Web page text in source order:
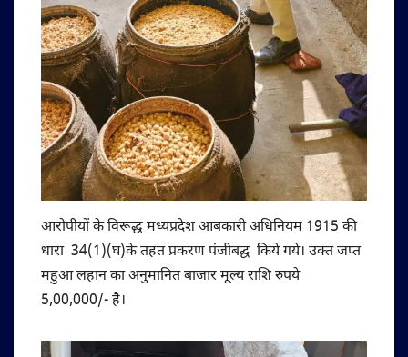
आरोपीयों के विरूद्ध मध्यप्रदेश आबकारी अधिनियम 1915 की
धारा 34(1)(घ)के तहत प्रकरण पंजीबद्घ किये गये। उक्त जप्त
महुआ लहान का अनुमानित बाजार मूल्य राशि रुपये
5,00,000/- है।